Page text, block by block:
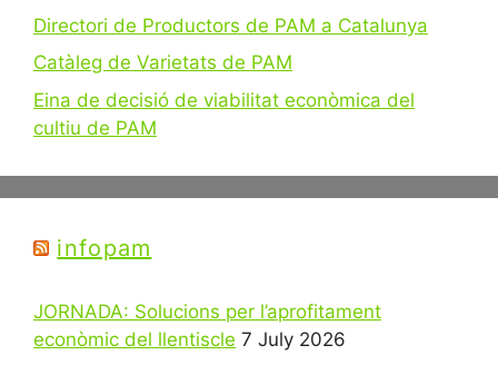
Directori de Productors de PAM a Catalunya
Catàleg de Varietats de PAM
Eina de decisió de viabilitat econòmica del
cultiu de PAM
infopam
JORNADA: Solucions per l’aprofitament
econòmic del llentiscle 7 July 2026